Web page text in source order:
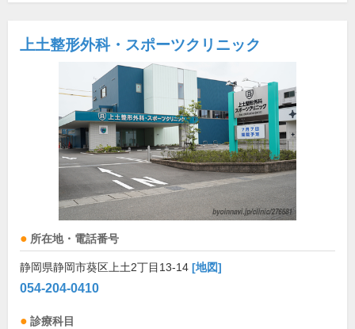
上土整形外科・スポーツクリニック
所在地・電話番号
静岡県静岡市葵区上土2丁目13-14 [地図]
054-204-0410
診療科目